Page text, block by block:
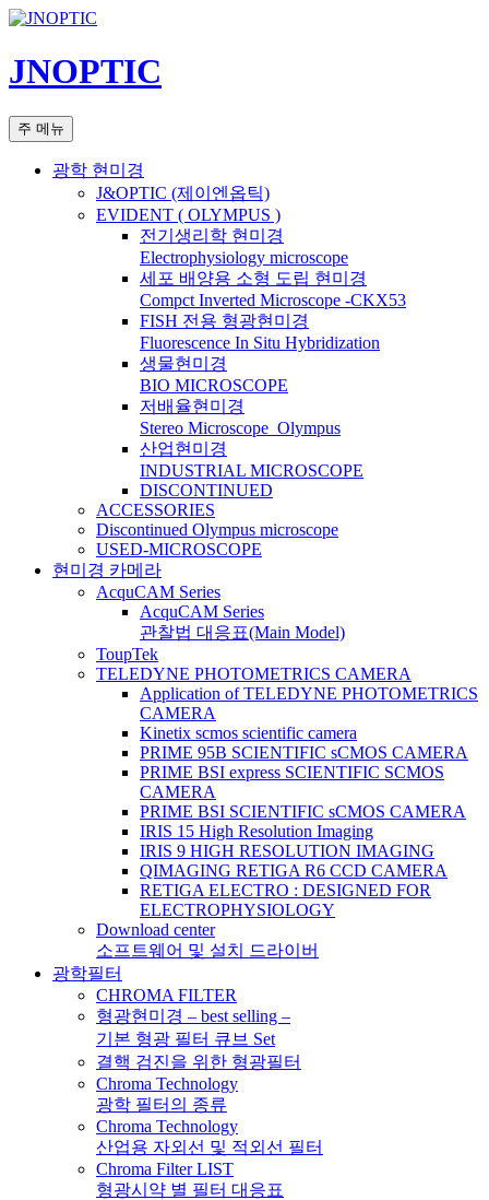
컨
츠
로
너
JNOPTIC
검
색
주 메뉴
광학 현미경
J&OPTIC (제이엔옵틱)
EVIDENT ( OLYMPUS )
전기생리학 현미경
Electrophysiology microscope
세포 배양용 소형 도립 현미경
Compct Inverted Microscope -CKX53
FISH 전용 형광현미경
Fluorescence In Situ Hybridization
생물현미경
BIO MICROSCOPE
저배율현미경
Stereo Microscope_Olympus
산업현미경
INDUSTRIAL MICROSCOPE
DISCONTINUED
ACCESSORIES
Discontinued Olympus microscope
USED-MICROSCOPE
현미경 카메라
AcquCAM Series
AcquCAM Series
관찰법 대응표(Main Model)
ToupTek
TELEDYNE PHOTOMETRICS CAMERA
Application of TELEDYNE PHOTOMETRICS
CAMERA
Kinetix scmos scientific camera
PRIME 95B SCIENTIFIC sCMOS CAMERA
PRIME BSI express SCIENTIFIC SCMOS
CAMERA
PRIME BSI SCIENTIFIC sCMOS CAMERA
IRIS 15 High Resolution Imaging
IRIS 9 HIGH RESOLUTION IMAGING
QIMAGING RETIGA R6 CCD CAMERA
RETIGA ELECTRO : DESIGNED FOR
ELECTROPHYSIOLOGY
Download center
소프트웨어 및 설치 드라이버
광학필터
CHROMA FILTER
형광현미경 – best selling –
기본 형광 필터 큐브 Set
결핵 검진을 위한 형광필터
Chroma Technology
광학 필터의 종류
Chroma Technology
산업용 자외선 및 적외선 필터
Chroma Filter LIST
형광시약 별 필터 대응표